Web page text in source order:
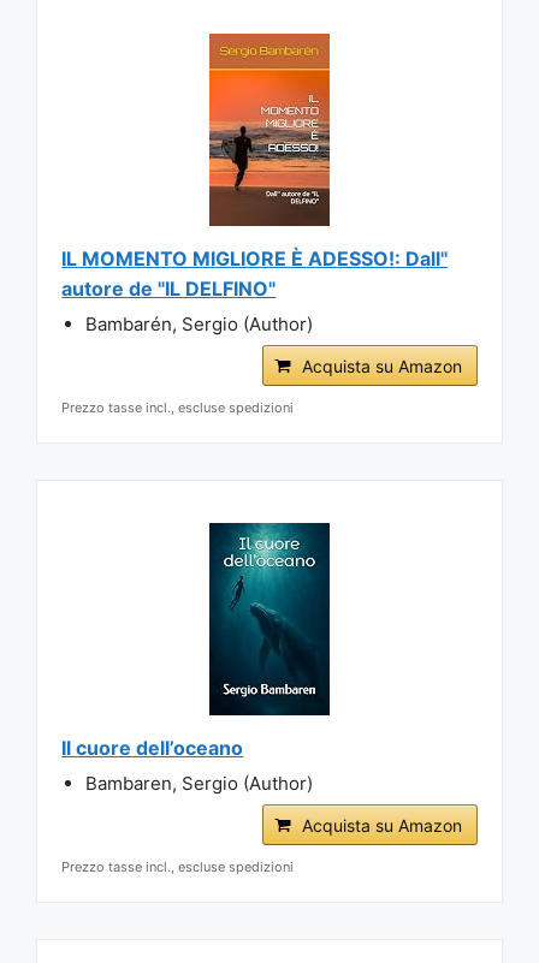
IL MOMENTO MIGLIORE È ADESSO!: Dall''
autore de "IL DELFINO"
Bambarén, Sergio (Author)
Acquista su Amazon
Prezzo tasse incl., escluse spedizioni
Il cuore dell’oceano
Bambaren, Sergio (Author)
Acquista su Amazon
Prezzo tasse incl., escluse spedizioni